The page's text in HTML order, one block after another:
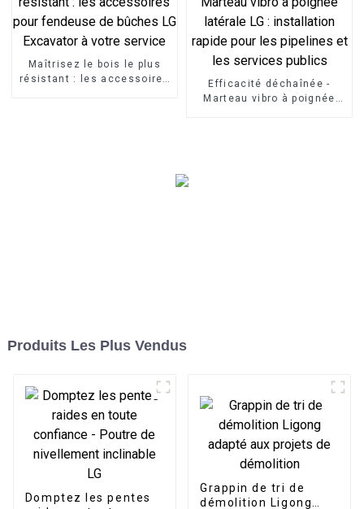
Maîtrisez le bois le plus
résistant : les accessoires
Efficacité déchaînée -
Marteau vibro à poignée
Produits Les Plus Vendus
Domptez les pentes
Grappin de tri de
démolition Ligong